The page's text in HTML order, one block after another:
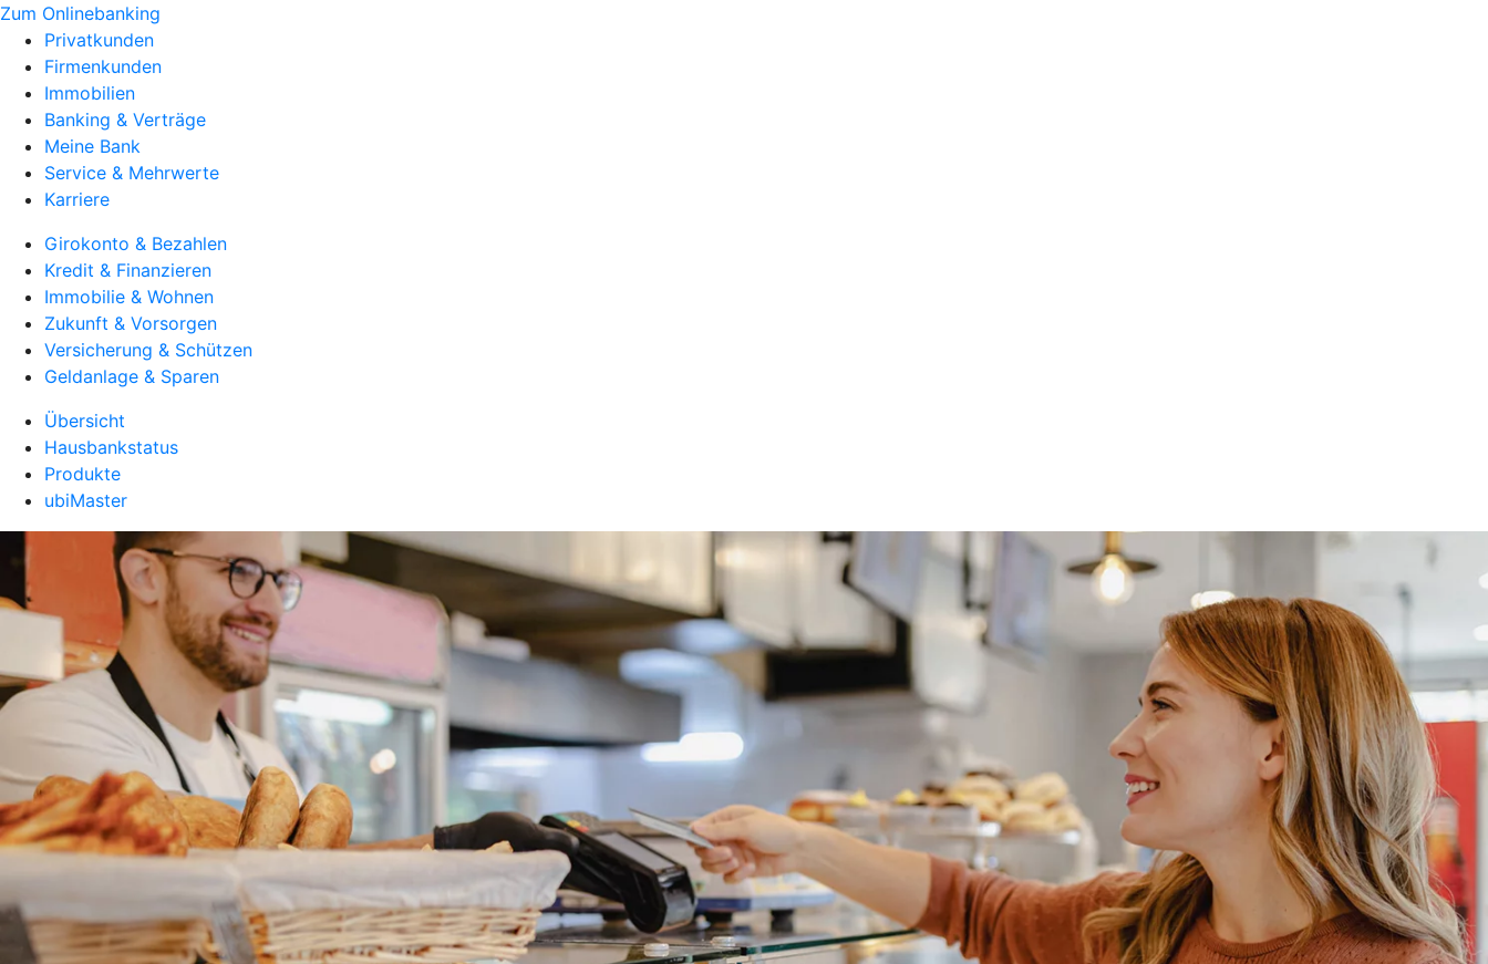
Zum Onlinebanking
Privatkunden
Firmenkunden
Immobilien
Banking & Verträge
Meine Bank
Service & Mehrwerte
Karriere
Girokonto & Bezahlen
Kredit & Finanzieren
Immobilie & Wohnen
Zukunft & Vorsorgen
Versicherung & Schützen
Geldanlage & Sparen
Übersicht
Hausbankstatus
Produkte
ubiMaster